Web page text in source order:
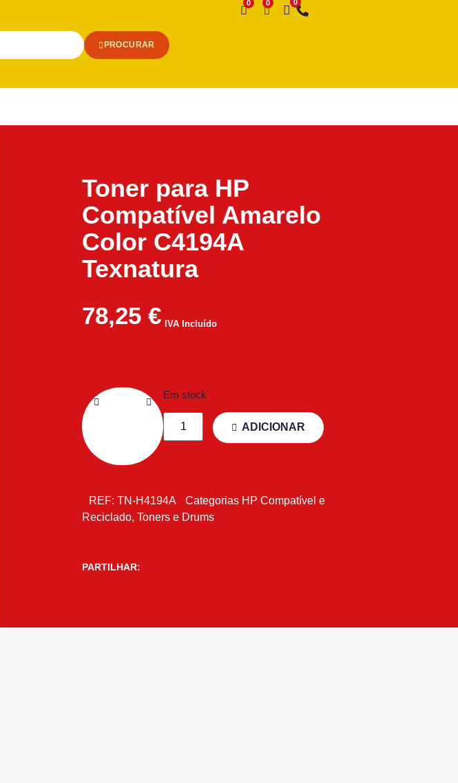
PROCURAR
Desejo
Toner para HP
Compatível Amarelo
Color C4194A
Texnatura
78,25 € IVA Incluído
Em stock
ADICIONAR
REF: TN-H4194A Categorias HP Compatível e
Reciclado, Toners e Drums
PARTILHAR: